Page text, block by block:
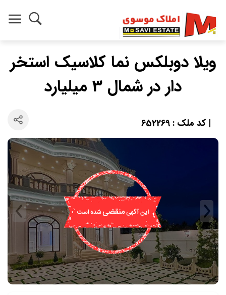
ویلا دوبلکس نما کلاسیک استخر
دار در شمال 3 میلیارد
| کد ملک : 652269